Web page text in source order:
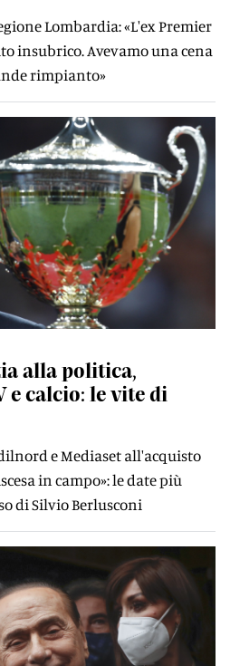
Lombardia: «L'ex Premier
insubrico. Avevamo una cena
rimpianto»
alla politica,
e calcio: le vite di
e Mediaset all'acquisto
in campo»: le date più
di Silvio Berlusconi